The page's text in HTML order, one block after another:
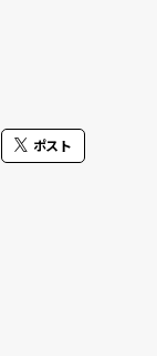
ポスト